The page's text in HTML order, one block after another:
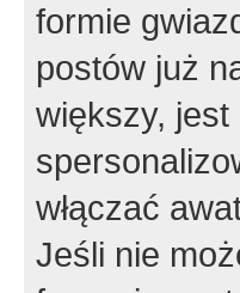
formie
postów już
większy,
włączać
Jeśli nie